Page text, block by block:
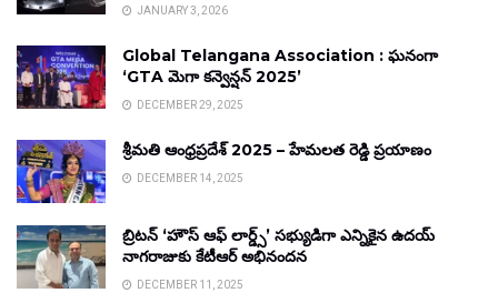
JANUARY 3, 2026
Global Telangana Association : ఘనంగా
‘GTA మెగా కన్వెన్షన్ 2025’
DECEMBER 29, 2025
శ్రీమతి ఆంధ్రప్రదేశ్ 2025 – హేమలత రెడ్డి ప్రయాణం
DECEMBER 14, 2025
బ్రిటన్ ‘హౌస్ ఆఫ్ లార్డ్స్’ సభ్యుడిగా ఎన్నికైన ఉదయ్
నాగరాజుకు కేటీఆర్ అభినందన
DECEMBER 11, 2025